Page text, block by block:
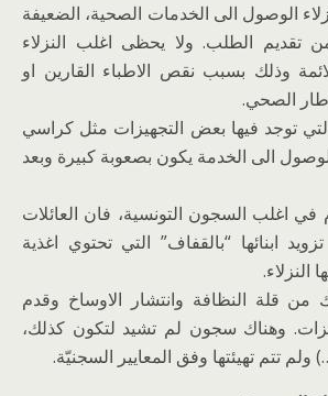
الوصول الى الخدمات الصحية، الضعيفة
تقديم الطلب. ولا يحظى اغلب النزلاء
وذلك بسبب نقص الاطباء القارين او
الصحي.
توجد فيها بعض التجهيزات مثل كراسي
الى الخدمة يكون بصعوبة كبيرة وبعد
في اغلب السجون التونسية، فان العائلات
ابنائها “بالقفاف” التي تحتوي اغذية
النزلاء.
قلة النظافة وانتشار الاوساخ وقدم
وهناك سجون لم تشيد لتكون كذلك،
تتم تهيئتها وفق المعايير السجنيّة.